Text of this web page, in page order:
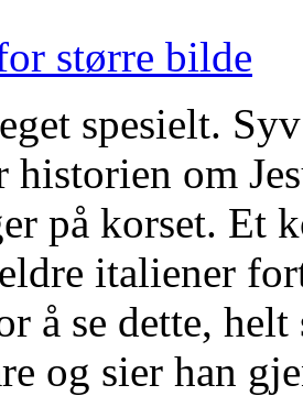
større bilde
spesielt.
historien om
på korset. Et
italiener
å se dette,
og sier han